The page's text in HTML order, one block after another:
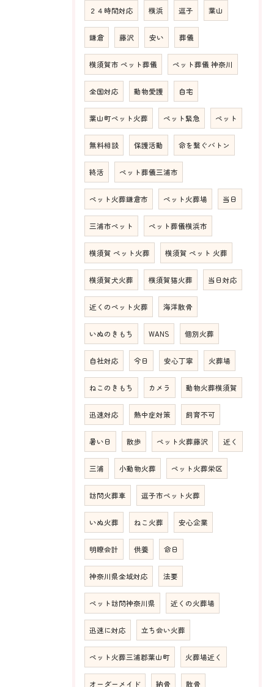
２４時間対応 横浜 逗子 葉山
鎌倉 藤沢 安い 葬儀
横須賀市 ペット葬儀 ペット葬儀 神奈川
全国対応 動物愛護 自宅
葉山町ペット火葬 ペット緊急 ペット
無料相談 保護活動 命を繋ぐバトン
終活 ペット葬儀三浦市
ペット火葬鎌倉市 ペット火葬場 当日
三浦市ペット ペット葬儀横浜市
横須賀 ペット火葬 横須賀 ペット 火葬
横須賀犬火葬 横須賀猫火葬 当日対応
近くのペット火葬 海洋散骨
いぬのきもち WANS 個別火葬
自社対応 今日 安心丁寧 火葬場
ねこのきもち カメラ 動物火葬横須賀
迅速対応 熱中症対策 飼育不可
暑い日 散歩 ペット火葬藤沢 近く
三浦 小動物火葬 ペット火葬栄区
訪問火葬車 逗子市ペット火葬
いぬ火葬 ねこ火葬 安心企業
明瞭会計 供養 命日
神奈川県全域対応 法要
ペット訪問神奈川県 近くの火葬場
迅速に対応 立ち会い火葬
ペット火葬三浦郡葉山町 火葬場近く
オーダーメイド 納骨 散骨